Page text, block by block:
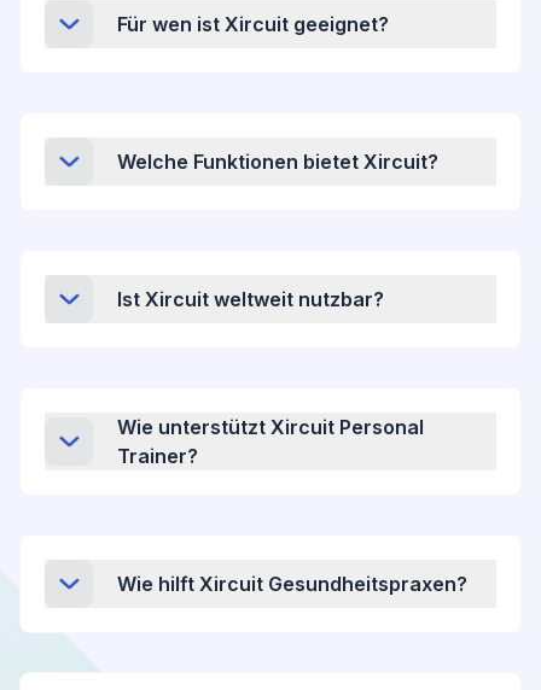
Für wen ist Xircuit geeignet?
Welche Funktionen bietet Xircuit?
Ist Xircuit weltweit nutzbar?
Wie unterstützt Xircuit Personal
Trainer?
Wie hilft Xircuit Gesundheitspraxen?